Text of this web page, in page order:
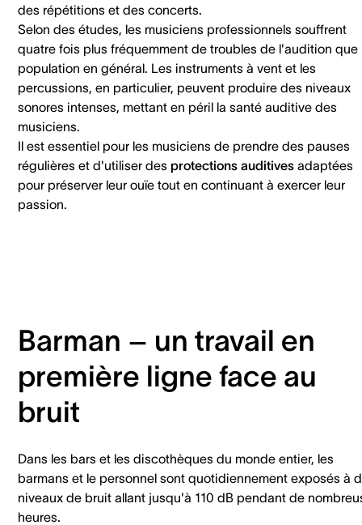
des répétitions et des concerts.
Selon des études, les musiciens professionnels souffrent
quatre fois plus fréquemment de troubles de l'audition que
population en général. Les instruments à vent et les
percussions, en particulier, peuvent produire des niveaux
sonores intenses, mettant en péril la santé auditive des
musiciens.
Il est essentiel pour les musiciens de prendre des pauses
régulières et d'utiliser des protections auditives adaptées
pour préserver leur ouïe tout en continuant à exercer leur
passion.
Barman – un travail en
première ligne face au
bruit
Dans les bars et les discothèques du monde entier, les
barmans et le personnel sont quotidiennement exposés à
niveaux de bruit allant jusqu'à 110 dB pendant de
heures.